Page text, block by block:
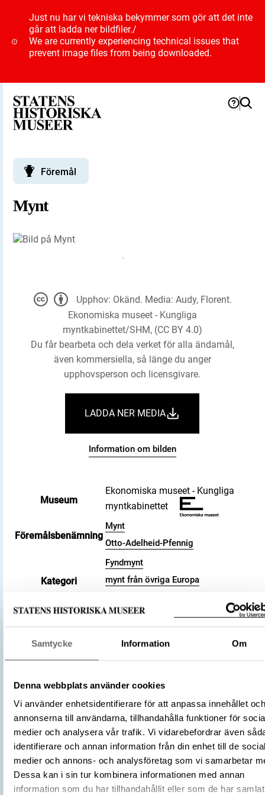
Samtycke Information Om
Denna webbplats använder cookies
Vi använder enhetsidentifierare för att anpassa innehållet och
annonserna till användarna, tillhandahålla funktioner för
medier och analysera vår trafik. Vi vidarebefordrar även
identifierare och annan information från din enhet till de
medier och annons- och analysföretag som vi samarbetar
Dessa kan i sin tur kombinera informationen med annan
information som du har tillhandahållit eller som de har
Just nu har vi tekniska bekymmer som gör att det inte
går att ladda ner bildfiler./
We are currently experiencing technical issues that
prevent image files from being downloaded.
Föremål
Mynt
Museum
Ekonomiska museet - Kungliga
myntkabinettet
Föremålsbenämning
Mynt
Otto-Adelheid-Pfennig
Kategori
Fyndmynt
mynt från övriga Europa
Valör
pfennig
Storlek
Vikt 1.6 g
Datering
991 – 1040 (cirka)
Tillverkningsplats
Tillverkare Okänd(Myntherre)
Föremålsnummer
3001681
Litteratur
Zur Frage der Otto-Adelheid-Pfennige.
Versuch einer Systematisierung auf
des schwedischen Fundmaterials,
Upphov: Okänd. Media: Audy, Florent.
Ekonomiska museet - Kungliga
myntkabinettet/SHM, (CC BY 4.0)
Du får bearbeta och dela verket för alla ändamål,
även kommersiella, så länge du anger
upphovsperson och licensgivare.
LADDA NER MEDIA
Information om bilden